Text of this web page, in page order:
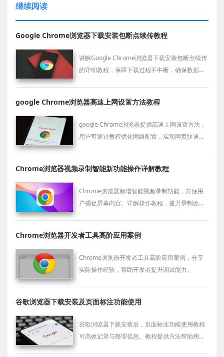
继续阅读
Google Chrome浏览器下载安装包断点续传教程
讲解Google Chrome浏览器下载安装包断点续传
的详细教程，保障下载过程不中断，确保数据传
google Chrome浏览器高速上网设置方法教程
google Chrome浏览器提供高速上网设置方法，
用户可通过教程优化网络配置，实现网页快速加
Chrome浏览器视频录制智能新功能操作详解教程
Chrome浏览器新增智能视频录制功能，方便用
户捕捉屏幕内容。详解操作教程，提升录制效率
Chrome浏览器开发者工具高阶应用案例
Chrome浏览器开发者工具高阶应用案例，分享
实际操作经验，帮助开发者提升调试能力。
谷歌浏览器下载安装及页面标注功能使用
谷歌浏览器下载安装后，页面标注功能使用教程
可高效记录与整理信息。教程提供方法帮助用户